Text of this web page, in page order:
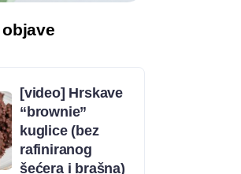
[video] Hrskave
“brownie”
kuglice (bez
rafiniranog
šećera i brašna)